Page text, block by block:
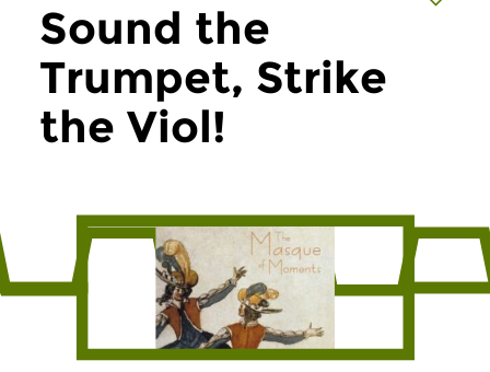
Sound the
Trumpet, Strike
the Viol!